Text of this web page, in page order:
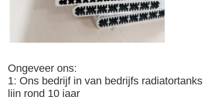
Ongeveer ons:
1: Ons bedrijf in van bedrijfs radiatortanks
lijn rond 10 jaar